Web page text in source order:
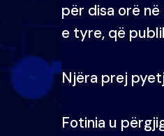
për disa orë
e tyre, që
Njëra prej
Fotinia u